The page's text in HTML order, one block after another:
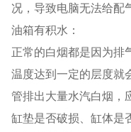
况，导致电脑无法给配
油箱有积水：
正常的白烟都是因为排
温度达到一定的层度就
管排出大量水汽白烟，
缸垫是否破损、缸体是